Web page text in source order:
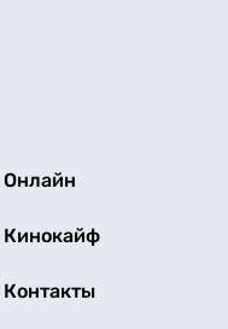
Онлайн
Кинокайф
Контакты